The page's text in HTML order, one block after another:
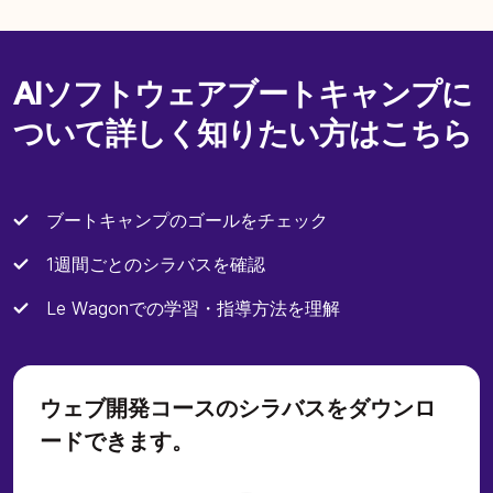
AIソフトウェアブートキャンプに
ついて詳しく知りたい方はこちら
ブートキャンプのゴールをチェック
1週間ごとのシラバスを確認
Le Wagonでの学習・指導方法を理解
ウェブ開発コースのシラバスをダウンロ
ードできます。